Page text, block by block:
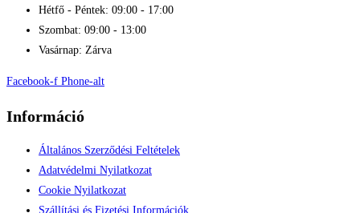
Hétfő - Péntek: 09:00 - 17:00
Szombat: 09:00 - 13:00
Vasárnap: Zárva
Facebook-f Phone-alt
Információ
Általános Szerződési Feltételek
Adatvédelmi Nyilatkozat
Cookie Nyilatkozat
Szállítási és Fizetési Információk